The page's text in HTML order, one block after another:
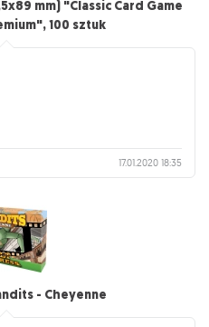
mm) "Classic Card Game
100 sztuk
17.01.2020 18:35
- Cheyenne